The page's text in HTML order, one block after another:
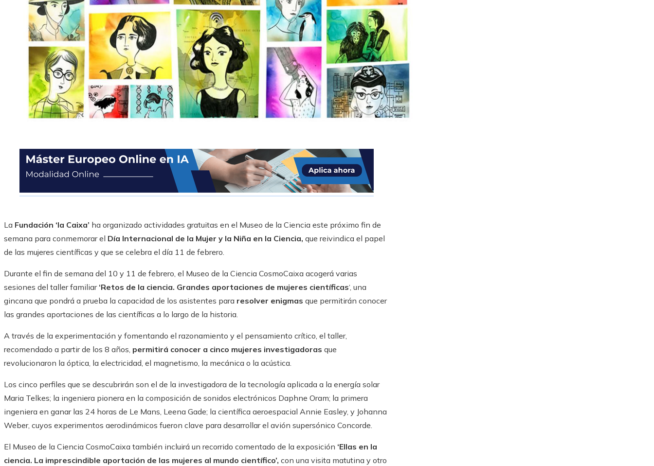
La Fundación ‘la Caixa’ ha organizado actividades gratuitas en el Museo de la Ciencia este próximo fin de
semana para conmemorar el Día Internacional de la Mujer y la Niña en la Ciencia, que reivindica el papel
de las mujeres científicas y que se celebra el día 11 de febrero.
Durante el fin de semana del 10 y 11 de febrero, el Museo de la Ciencia CosmoCaixa acogerá varias
sesiones del taller familiar‘Retos de la ciencia. Grandes aportaciones de mujeres científicas‘, una
gincana que pondrá a prueba la capacidad de los asistentes para resolver enigmas que permitirán conocer
las grandes aportaciones de las científicas a lo largo de la historia.
A través de la experimentación y fomentando el razonamiento y el pensamiento crítico, el taller,
recomendado a partir de los 8 años, permitirá conocer a cinco mujeres investigadoras que
revolucionaron la óptica, la electricidad, el magnetismo, la mecánica o la acústica.
Los cinco perfiles que se descubrirán son el de la investigadora de la tecnología aplicada a la energía solar
Maria Telkes; la ingeniera pionera en la composición de sonidos electrónicos Daphne Oram; la primera
ingeniera en ganar las 24 horas de Le Mans, Leena Gade; la científica aeroespacial Annie Easley, y Johanna
Weber, cuyos experimentos aerodinámicos fueron clave para desarrollar el avión supersónico Concorde.
El Museo de la Ciencia CosmoCaixa también incluirá un recorrido comentado de la exposición ‘Ellas en la
ciencia. La imprescindible aportación de las mujeres al mundo científico’, con una visita matutina y otro